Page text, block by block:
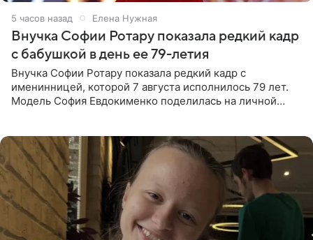
5 часов назад Елена Нужная
Внучка Софии Ротару показала редкий кадр
с бабушкой в день ее 79-летия
Внучка Софии Ротару показала редкий кадр с
именинницей, которой 7 августа исполнилось 79 лет.
Модель София Евдокименко поделилась на личной